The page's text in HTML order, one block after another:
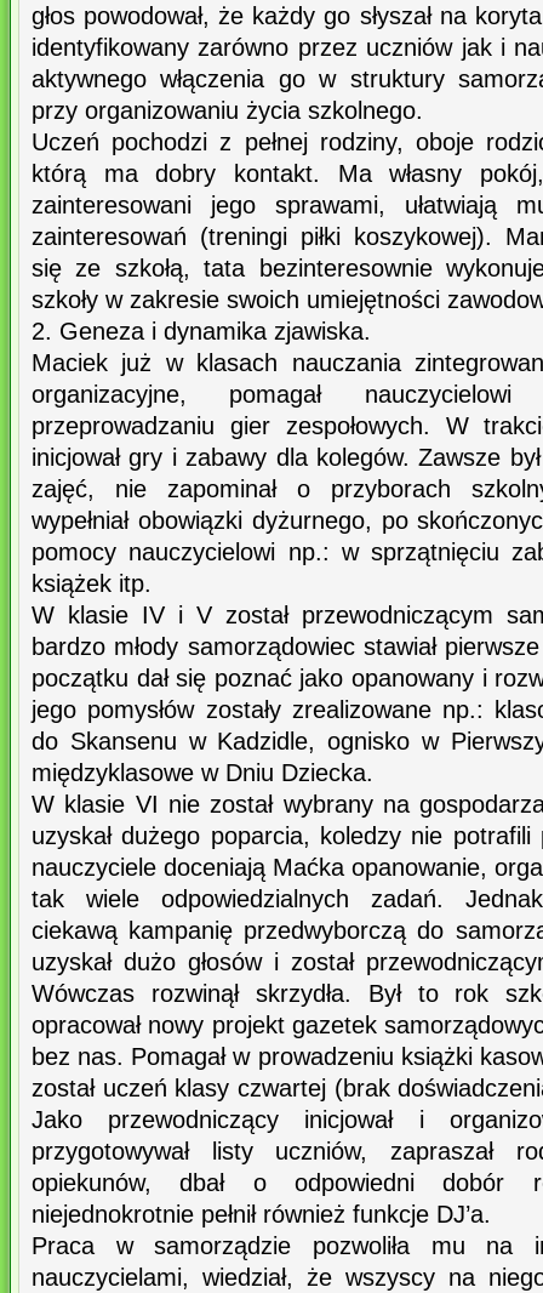
głos powodował, że każdy go słyszał na
identyfikowany zarówno przez uczniów jak i
aktywnego włączenia go w struktury
przy organizowaniu życia szkolnego.
Uczeń pochodzi z pełnej rodziny, oboje
którą ma dobry kontakt. Ma własny
zainteresowani jego sprawami, ułatwiają
zainteresowań (treningi piłki koszykowej).
się ze szkołą, tata bezinteresownie
szkoły w zakresie swoich umiejętności
2. Geneza i dynamika zjawiska.
Maciek już w klasach nauczania
organizacyjne, pomagał
przeprowadzaniu gier zespołowych. W
inicjował gry i zabawy dla kolegów. Zawsze
zajęć, nie zapominał o przyborach
wypełniał obowiązki dyżurnego, po
pomocy nauczycielowi np.: w sprzątnięciu
książek itp.
W klasie IV i V został przewodniczącym
bardzo młody samorządowiec stawiał
początku dał się poznać jako opanowany i
jego pomysłów zostały zrealizowane np.:
do Skansenu w Kadzidle, ognisko w
międzyklasowe w Dniu Dziecka.
W klasie VI nie został wybrany na
uzyskał dużego poparcia, koledzy nie
nauczyciele doceniają Maćka opanowanie,
tak wiele odpowiedzialnych zadań.
ciekawą kampanię przedwyborczą do
uzyskał dużo głosów i został
Wówczas rozwinął skrzydła. Był to rok
opracował nowy projekt gazetek
bez nas. Pomagał w prowadzeniu książki
został uczeń klasy czwartej (brak
Jako przewodniczący inicjował i
przygotowywał listy uczniów, zapraszał
opiekunów, dbał o odpowiedni dobór
niejednokrotnie pełnił również funkcje DJ’a.
Praca w samorządzie pozwoliła mu na
nauczycielami, wiedział, że wszyscy na